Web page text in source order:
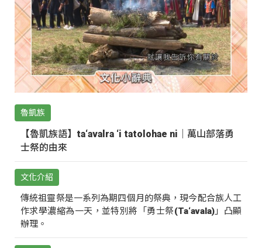
魯凱族
【魯凱族語】ta‘avalra ‘i tatolohae ni｜萬山部落勇
士祭的由來
文化介紹
傳統祖靈祭是一系列為期四個月的祭典，現今配合族人工
作求學濃縮為一天，並特別將「勇士祭(Ta‘avala)」凸顯
辦理。